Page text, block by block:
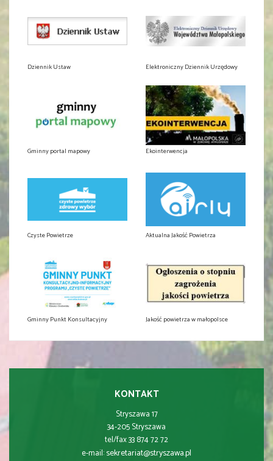
Dziennik Ustaw Elektroniczny Dziennik Urzędowy
Gminny portal mapowy Ekointerwencja
Czyste Powietrze Aktualna Jakość Powietrza
Gminny Punkt Konsultacyjny Jakość powietrza w małopolsce
KONTAKT
Stryszawa 17
34-205 Stryszawa
tel/fax 33 874 72 72
e-mail:sekretariat@stryszawa.pl